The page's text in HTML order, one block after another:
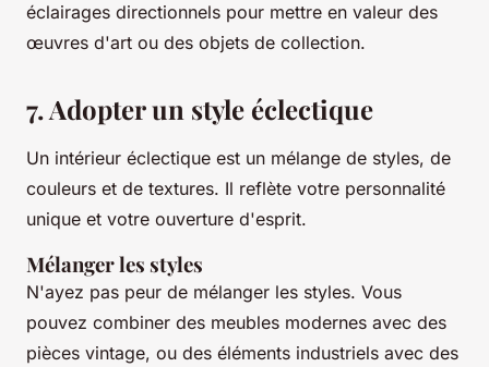
éclairages directionnels pour mettre en valeur des
œuvres d'art ou des objets de collection.
7. Adopter un style éclectique
Un intérieur éclectique est un mélange de styles, de
couleurs et de textures. Il reflète votre personnalité
unique et votre ouverture d'esprit.
Mélanger les styles
N'ayez pas peur de mélanger les styles. Vous
pouvez combiner des meubles modernes avec des
pièces vintage, ou des éléments industriels avec des